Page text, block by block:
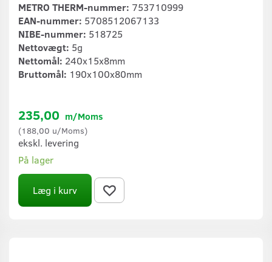
METRO THERM-nummer: 753710999
EAN-nummer: 5708512067133
NIBE-nummer: 518725
Nettovægt: 5g
Nettomål: 240x15x8mm
Bruttomål: 190x100x80mm
235,00 m/Moms
(188,00 u/Moms)
ekskl. levering
På lager
Læg i kurv